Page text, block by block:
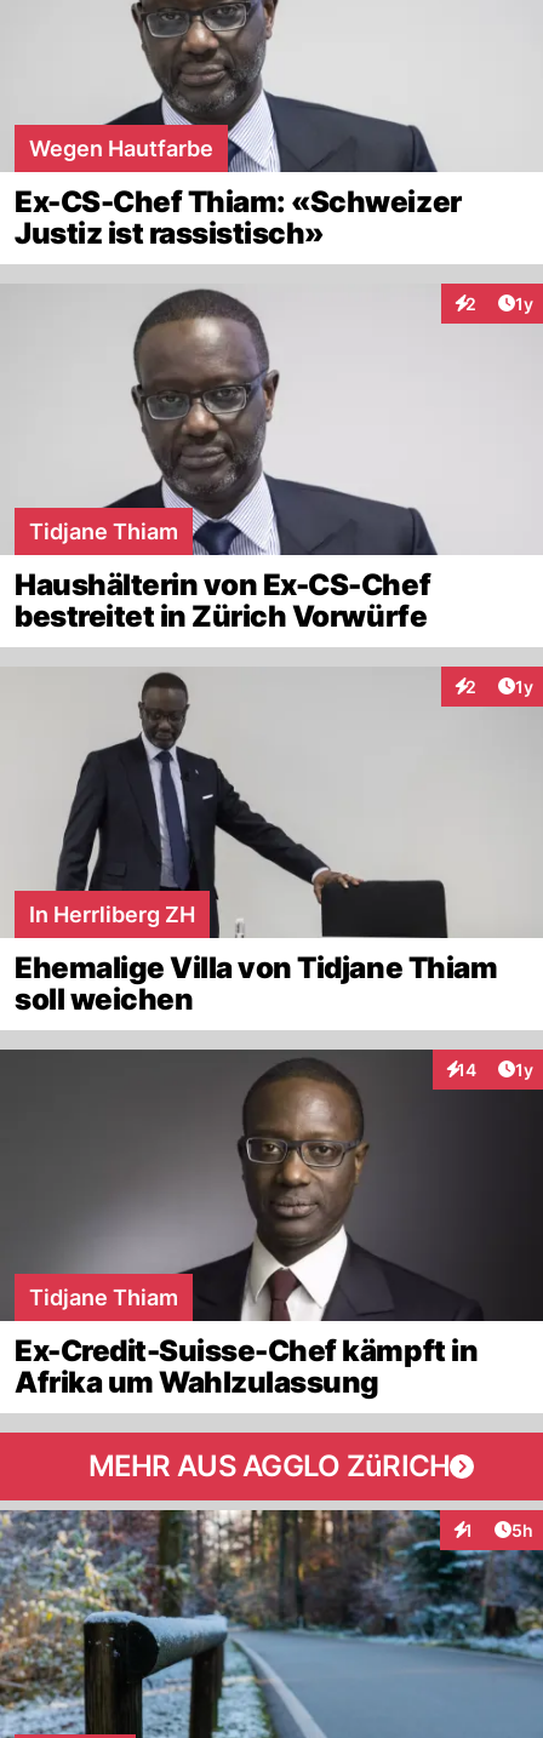
Wegen Hautfarbe
Ex-CS-Chef Thiam: «Schweizer
Justiz ist rassistisch»
2 1y
Tidjane Thiam
Haushälterin von Ex-CS-Chef
bestreitet in Zürich Vorwürfe
2 1y
In Herrliberg ZH
Ehemalige Villa von Tidjane Thiam
soll weichen
14 1y
Tidjane Thiam
Ex-Credit-Suisse-Chef kämpft in
Afrika um Wahlzulassung
MEHR AUS AGGLO ZüRICH
1 5h